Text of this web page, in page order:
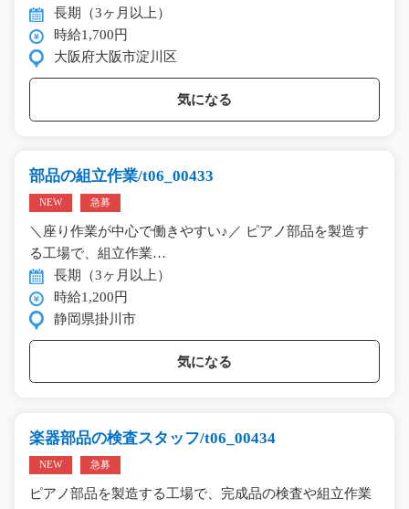
長期（3ヶ月以上）
時給1,700円
大阪府大阪市淀川区
気になる
部品の組立作業/t06_00433
NEW 急募
＼座り作業が中心で働きやすい♪／ ピアノ部品を製造す
る工場で、組立作業…
長期（3ヶ月以上）
時給1,200円
静岡県掛川市
気になる
楽器部品の検査スタッフ/t06_00434
NEW 急募
ピアノ部品を製造する工場で、完成品の検査や組立作業